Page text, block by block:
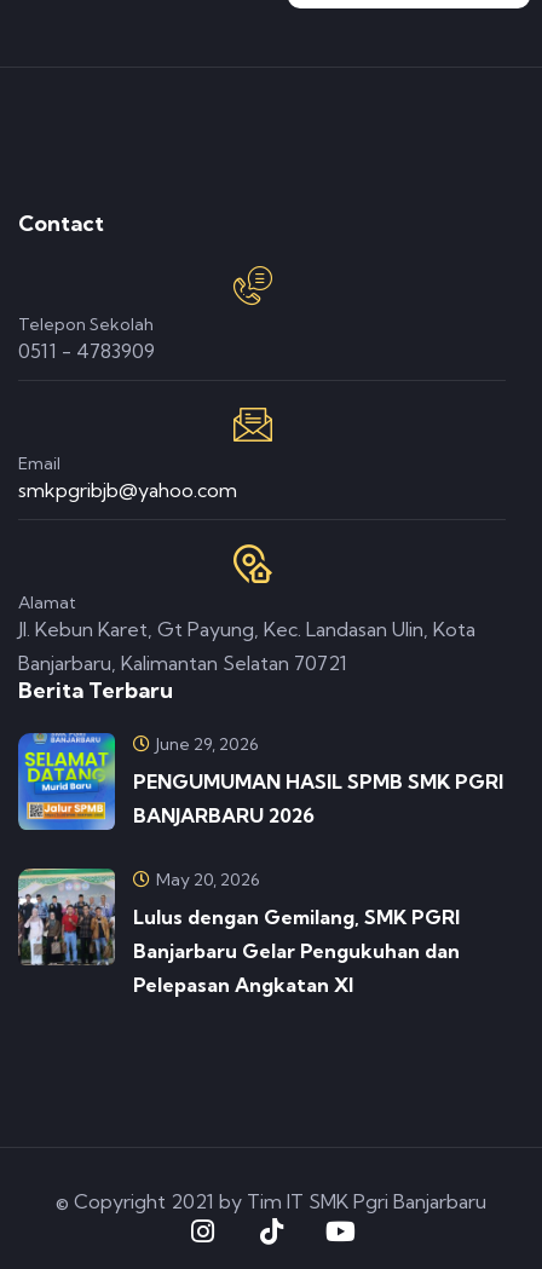
Contact
Telepon Sekolah
0511 - 4783909
Email
smkpgribjb@yahoo.com
Alamat
Jl. Kebun Karet, Gt Payung, Kec. Landasan Ulin, Kota
Banjarbaru, Kalimantan Selatan 70721
Berita Terbaru
June 29, 2026
PENGUMUMAN HASIL SPMB SMK PGRI
BANJARBARU 2026
May 20, 2026
Lulus dengan Gemilang, SMK PGRI
Banjarbaru Gelar Pengukuhan dan
Pelepasan Angkatan XI
© Copyright 2021 by Tim IT SMK Pgri Banjarbaru